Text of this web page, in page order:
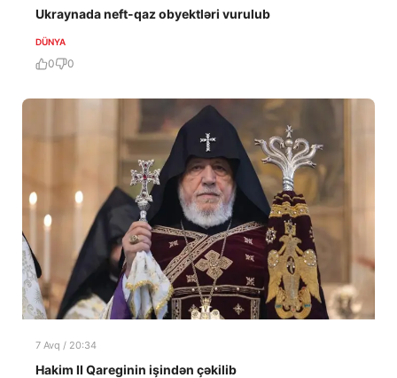
Ukraynada neft-qaz obyektləri vurulub
DÜNYA
0 0
7 Avq / 20:34
Hakim II Qareginin işindən çəkilib